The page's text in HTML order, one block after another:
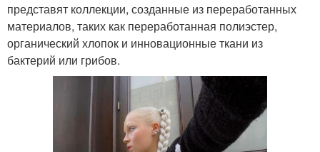
представят коллекции, созданные из переработанных
материалов, таких как переработанная полиэстер,
органический хлопок и инновационные ткани из
бактерий или грибов.